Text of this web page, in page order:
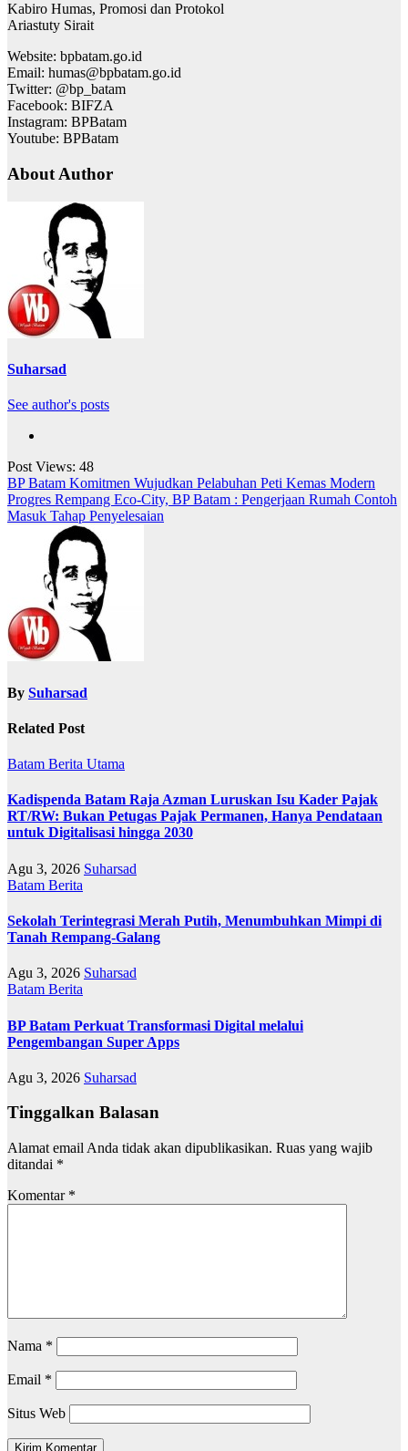
Kabiro Humas, Promosi dan Protokol
Ariastuty Sirait
Website: bpbatam.go.id
Email: humas@bpbatam.go.id
Twitter: @bp_batam
Facebook: BIFZA
Instagram: BPBatam
Youtube: BPBatam
About Author
Suharsad
See author's posts
Post Views: 48
Navigasi
pos
BP Batam Komitmen Wujudkan Pelabuhan Peti Kemas Modern
Progres Rempang Eco-City, BP Batam : Pengerjaan Rumah Contoh
Masuk Tahap Penyelesaian
By Suharsad
Related Post
Batam Berita Utama
Kadispenda Batam Raja Azman Luruskan Isu Kader Pajak
RT/RW: Bukan Petugas Pajak Permanen, Hanya Pendataan
untuk Digitalisasi hingga 2030
Agu 3, 2026 Suharsad
Batam Berita
Sekolah Terintegrasi Merah Putih, Menumbuhkan Mimpi di
Tanah Rempang-Galang
Agu 3, 2026 Suharsad
Batam Berita
BP Batam Perkuat Transformasi Digital melalui
Pengembangan Super Apps
Agu 3, 2026 Suharsad
Tinggalkan Balasan
Alamat email Anda tidak akan dipublikasikan. Ruas yang wajib
ditandai *
Komentar *
Nama *
Email *
Situs Web